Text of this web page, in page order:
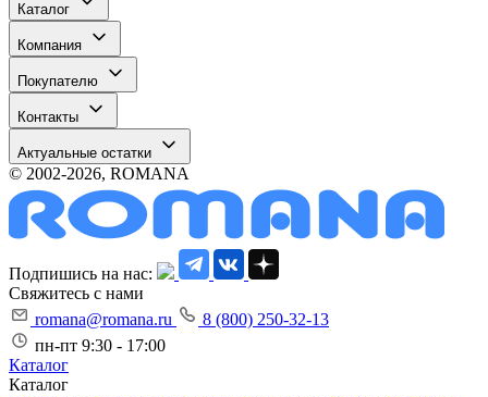
Каталог
Компания
Покупателю
Контакты
Актуальные остатки
© 2002-2026, ROMANA
Подпишись на нас:
Свяжитесь с нами
romana@romana.ru
8 (800) 250-32-13
пн-пт 9:30 - 17:00
Каталог
Каталог